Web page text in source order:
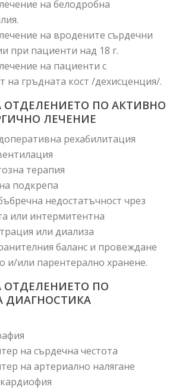
на белодробна
на вродените сърдечни
при пациенти над 18 г.
на пациенти с
на гръдната кост /дехисценция/.
ПО АКТИВНО
ЛЕЧЕНИЕ
рехабилитация
терапия
подкрепа
недостатъчност чрез
или интермитентна
или диализа
баланс и провеждане
и/или парентерално хранене.
ПО
ДИАГНОСТИКА
на сърдечна честота
на артериално налягане